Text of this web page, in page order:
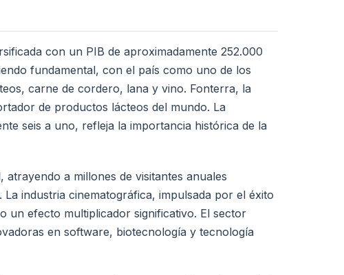
con un PIB de aproximadamente 252.000
fundamental, con el país como uno de los
carne de cordero, lana y vino. Fonterra, la
de productos lácteos del mundo. La
seis a uno, refleja la importancia histórica de la
a millones de visitantes anuales
industria cinematográfica, impulsada por el éxito
un efecto multiplicador significativo. El sector
en software, biotecnología y tecnología